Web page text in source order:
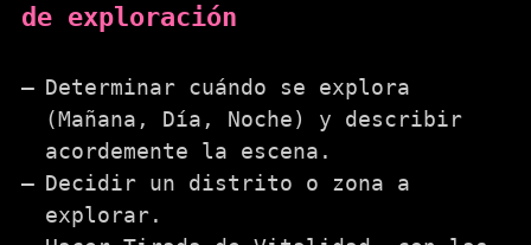
de exploración
Determinar cuándo se explora
(Mañana, Día, Noche) y describir
acordemente la escena.
Decidir un distrito o zona a
explorar.